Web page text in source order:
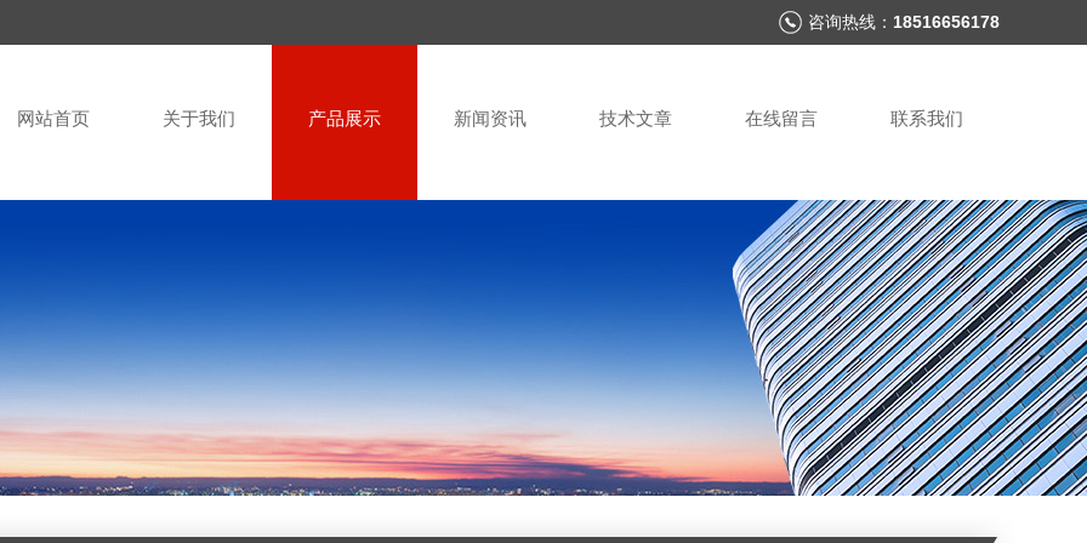
咨询热线： 18516656178
网站首页 关于我们 产品展示 新闻资讯 技术文章 在线留言 联系我们